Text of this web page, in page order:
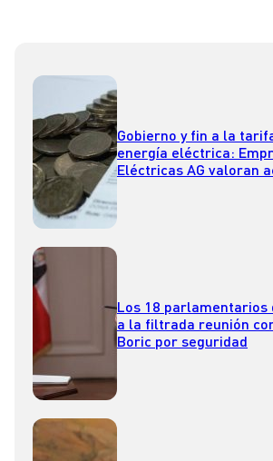
Gobierno y fin a la
energía eléctrica:
Eléctricas AG valoran
Los 18 parlamentarios
a la filtrada reunión
Boric por seguridad